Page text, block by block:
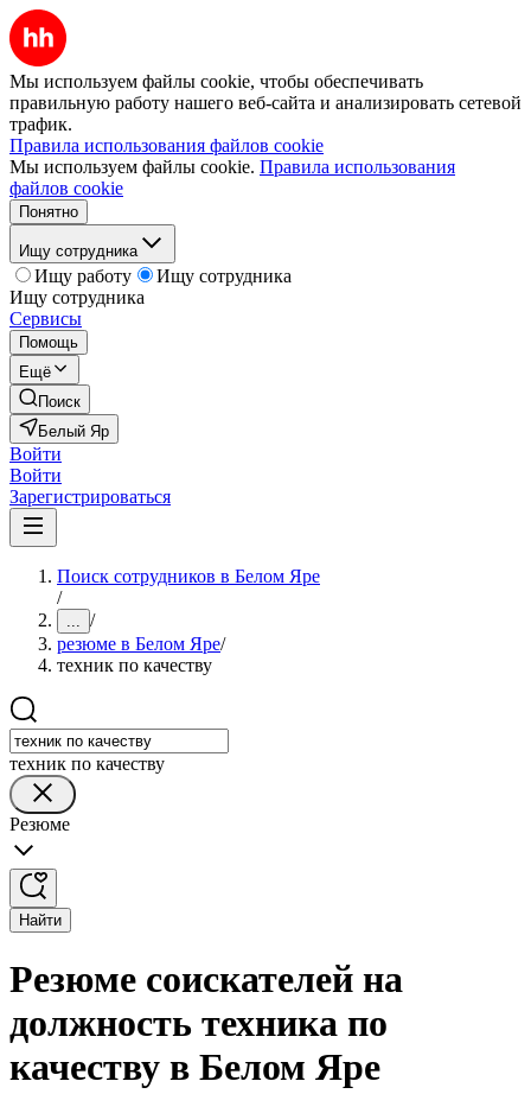
Мы используем файлы cookie, чтобы обеспечивать
правильную работу нашего веб-сайта и анализировать сетевой
трафик.
Правила использования файлов cookie
Мы используем файлы cookie. Правила использования
файлов cookie
Понятно
Ищу сотрудника
Ищу работу
Ищу сотрудника
Ищу сотрудника
Сервисы
Помощь
Ещё
Поиск
Белый Яр
Войти
Войти
Зарегистрироваться
Поиск сотрудников в Белом Яре
/
... /
резюме в Белом Яре/
техник по качеству
техник по качеству
Резюме
Найти
Резюме соискателей на
должность техника по
качеству в Белом Яре